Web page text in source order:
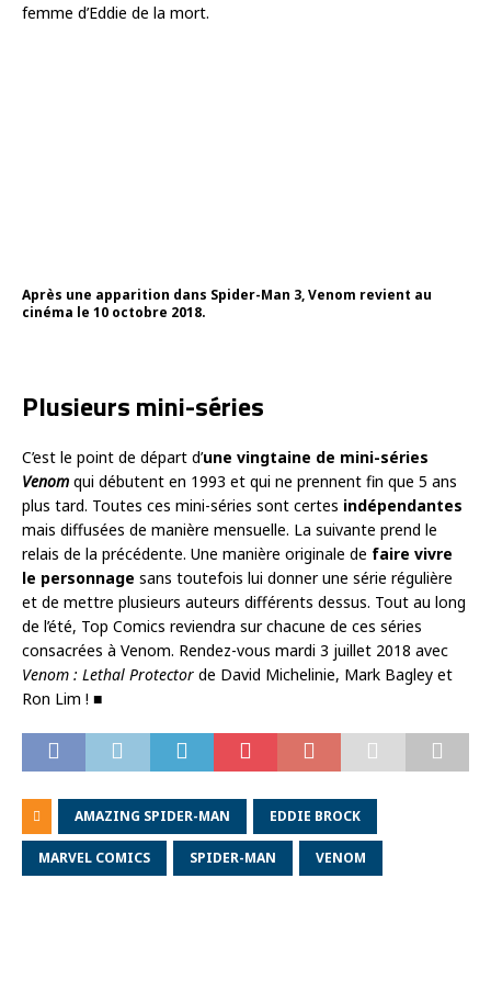
femme d’Eddie de la mort.
Après une apparition dans Spider-Man 3, Venom revient au
cinéma le 10 octobre 2018.
Plusieurs mini-séries
C’est le point de départ d’une vingtaine de mini-séries
Venom qui débutent en 1993 et qui ne prennent fin que 5 ans
plus tard. Toutes ces mini-séries sont certes indépendantes
mais diffusées de manière mensuelle. La suivante prend le
relais de la précédente. Une manière originale de faire vivre
le personnage sans toutefois lui donner une série régulière
et de mettre plusieurs auteurs différents dessus. Tout au long
de l’été, Top Comics reviendra sur chacune de ces séries
consacrées à Venom. Rendez-vous mardi 3 juillet 2018 avec
Venom : Lethal Protector de David Michelinie, Mark Bagley et
Ron Lim ! ■
AMAZING SPIDER-MAN EDDIE BROCK
MARVEL COMICS SPIDER-MAN VENOM